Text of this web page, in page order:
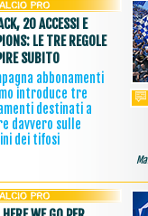
20 ACCESSI E
LE TRE REGOLE
SUBITO
abbonamenti
introduce tre
destinati a
davvero sulle
dei tifosi